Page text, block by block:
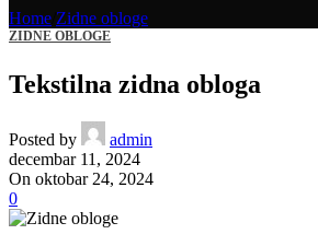
Home Zidne obloge
ZIDNE OBLOGE
Tekstilna zidna obloga
Posted by
admin
decembar 11, 2024
On oktobar 24, 2024
0